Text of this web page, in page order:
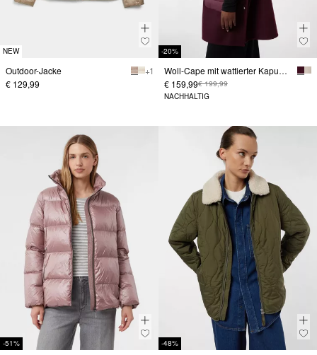
NEW
Outdoor-Jacke
+ 1
€ 129,99
-20%
Woll-Cape mit wattierter Kapuze und aufgesetzten Taschen
€ 159,99€ 199,99
NACHHALTIG
-51% -48%